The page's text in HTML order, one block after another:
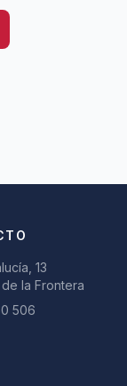
13
la Frontera
506